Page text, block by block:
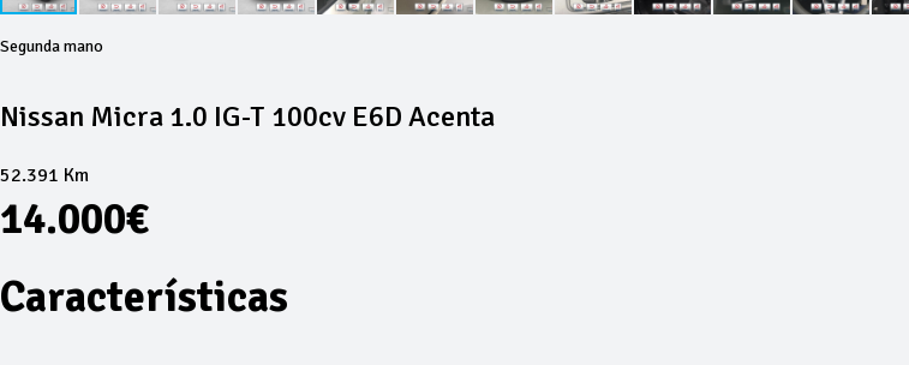
Segunda mano
Nissan Micra 1.0 IG-T 100cv E6D Acenta
52.391 Km
14.000€
Características